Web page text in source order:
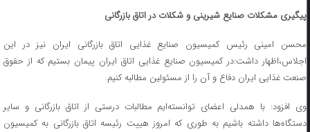
پیگیری مشکلات صنایع شیرینی و شکلات در اتاق بازرگانی
محسن امینی رئیس کمیسیون صنایع غذایی اتاق بازرگانی ایران نیز در این
اجلاس،اظهار داشت:در کمیسیون صنایع غذایی اتاق ایران پیمان بستیم که از حقوق
صنعت غذایی ایران دفاع و آن را از مسئولین مطالبه کنیم.
وی افزود: با همدلی اعضای توانسته‌ایم مطالبات درستی از اتاق بازرگانی و سایر
دستگاه‌ها داشته باشیم به طوری که امروز هییت رئیسه اتاق بازرگانی به کمیسیون